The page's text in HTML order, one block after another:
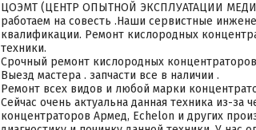
ЦОЭМТ (ЦЕНТР ОПЫТНОЙ ЭКСПЛУАТАЦИИ
работаем на совесть .Наши сервистные
квалификации. Ремонт кислородных
техники.
Срочный ремонт кислородных
Выезд мастера . запчасти все в наличии .
Ремонт всех видов и любой марки
Сейчас очень актуальна данная техника из-
концентраторов Армед, Echelon и других